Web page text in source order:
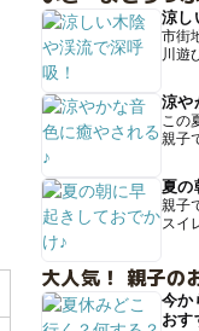
涼し
市街
川遊
涼や
この
親子
夏の
親子
スイ
大人気！ 親子の
今か
おす